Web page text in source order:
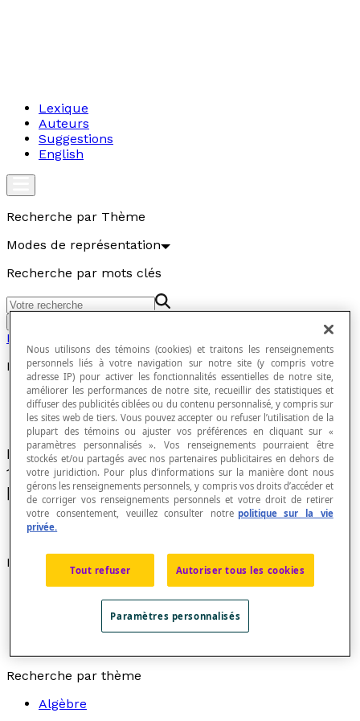
Lexique
Auteurs
Suggestions
English
Recherche par Thème
Modes de représentation
Recherche par mots clés
Modes de représentation
Notation scientifique
Représentation d'un nombre sous la formea×
10[latex]{^n}[/latex] avec 1 ≤ |a| < 10 etn∈
[latex]\mathbb{Z}[/latex].
Exemples
[latex]456 = 4,56 × 10{^2}[/latex]
[latex]0,456 = 4,56 × 10{^-1}[/latex]
Recherche par thème
Algèbre
Nous utilisons des témoins (cookies) et traitons les renseignements
personnels liés à votre navigation sur notre site (y compris votre
adresse IP) pour activer les fonctionnalités essentielles de notre site,
améliorer les performances de notre site, recueillir des statistiques et
diffuser des publicités ciblées ou du contenu personnalisé, y compris sur
les sites web de tiers. Vous pouvez accepter ou refuser l’utilisation de la
plupart des témoins ou ajuster vos préférences en cliquant sur «
paramètres personnalisés ». Vos renseignements pourraient être
stockés et/ou partagés avec nos partenaires publicitaires en dehors de
votre juridiction. Pour plus d’informations sur la manière dont nous
gérons les renseignements personnels, y compris vos droits d’accéder et
de corriger vos renseignements personnels et votre droit de retirer
votre consentement, veuillez consulter notre politique sur la vie
privée.
Tout refuser Autoriser tous les cookies
Paramètres personnalisés